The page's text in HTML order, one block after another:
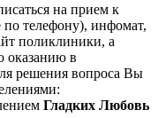
на прием к
по телефону), инфомат,
поликлиники, а
оказанию в
решения вопроса Вы
Гладких Любовь